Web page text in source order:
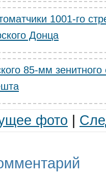
1001-го
Донца
85-мм
фото